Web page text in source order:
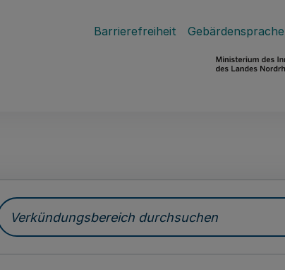
Barrierefreiheit Gebärdensprache
Verkündungsbereich durchsuchen